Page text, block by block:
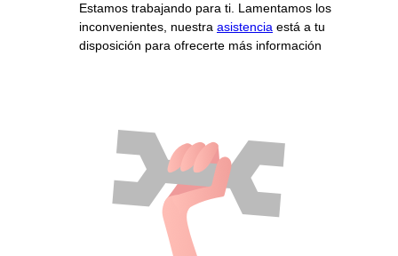
Estamos trabajando para ti. Lamentamos los
inconvenientes, nuestra asistencia está a tu
disposición para ofrecerte más información